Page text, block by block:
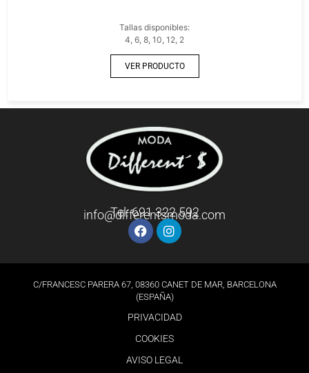
Tallas disponibles:
4, 6, 8, 10, 12, 2
VER PRODUCTO
Tel: 691 322 592
info@differentsmoda.com
C/FRANCESC PARERA 67, 08360 CANET DE MAR, BARCELONA
(ESPAÑA)
PRIVACIDAD
COOKIES
AVISO LEGAL